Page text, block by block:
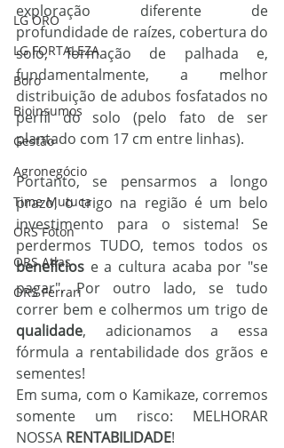
LG ORO
LG FORTALEZA
Boro
Bioinsumos
Gestão
Agronegócio
Time Mutuca
ORS Fóton
ORS Atlas
ORS Ferrari
exploração diferente de
profundidade de raízes, cobertura do
solo, formação de palhada e,
fundamentalmente, a melhor
distribuição de adubos fosfatados no
perfil do solo (pelo fato de ser
plantado com 17 cm entre linhas).
Portanto, se pensarmos a longo
prazo, o trigo na região é um belo
investimento para o sistema! Se
benefícios e a cultura acaba por "se
pagar". Por outro lado, se tudo
qualidade, adicionamos a essa
fórmula a rentabilidade dos grãos e
sementes!
Em suma, com o Kamikaze, corremos
somente um risco: MELHORAR
NOSSA RENTABILIDADE!